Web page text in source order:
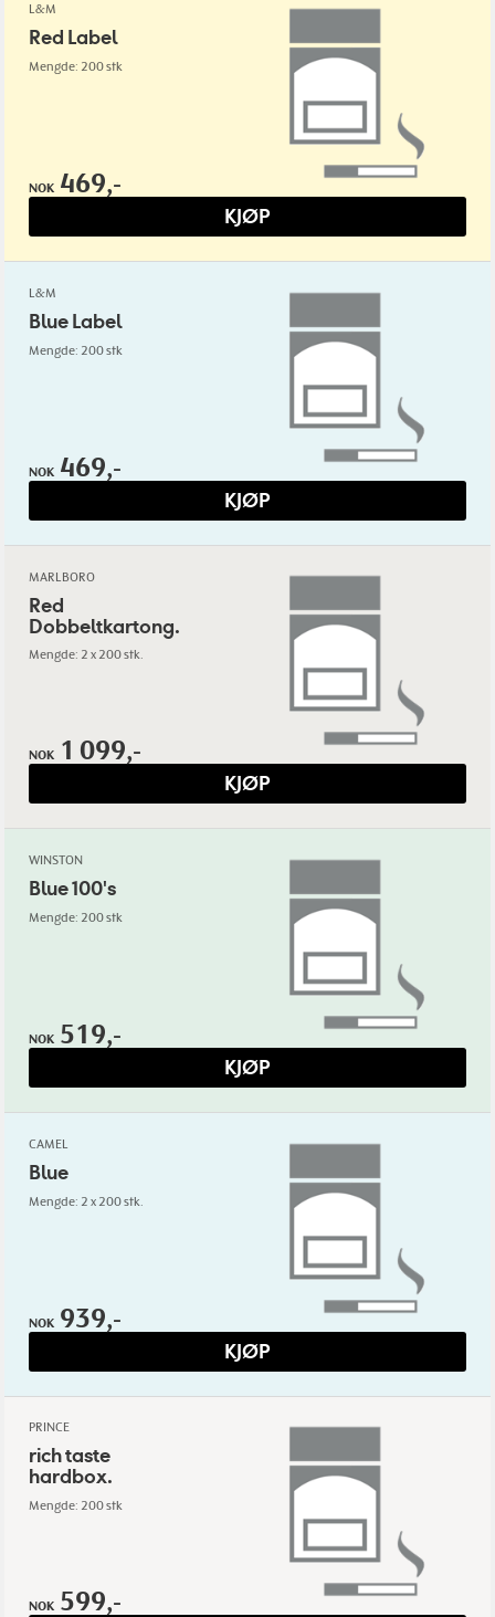
L&M
Red Label
Mengde: 200 stk
NOK 469,-
KJØP
L&M
Blue Label
Mengde: 200 stk
NOK 469,-
KJØP
MARLBORO
Red
Dobbeltkartong.
Mengde: 2 x 200 stk.
NOK 1 099,-
KJØP
WINSTON
Blue 100's
Mengde: 200 stk
NOK 519,-
KJØP
CAMEL
Blue
Mengde: 2 x 200 stk.
NOK 939,-
KJØP
PRINCE
rich taste
hardbox.
Mengde: 200 stk
NOK 599,-